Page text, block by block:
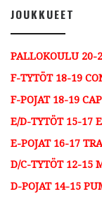
JOUKKUEET
PALLOKOULU 20-
F-TYTÖT 18-19
F-POJAT 18-19
E/D-TYTÖT 15-17
E-POJAT 16-17
D/C-TYTÖT 12-15
D-POJAT 14-15